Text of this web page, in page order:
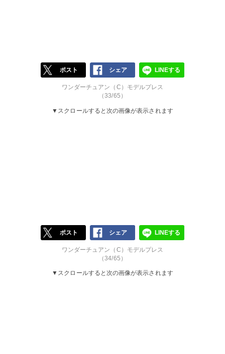
ポスト シェア LINEする
ワンダーチュアン（C）モデルプレス
（33/65）
▼スクロールすると次の画像が表示されます
ポスト シェア LINEする
ワンダーチュアン（C）モデルプレス
（34/65）
▼スクロールすると次の画像が表示されます